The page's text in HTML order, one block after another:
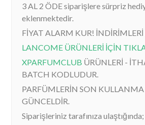
3 AL 2 ÖDE siparişlere sürpriz
eklenmektedir.
FİYAT ALARM KUR!
LANCOME ÜRÜNLERİ İÇİN
XPARFUMCLUB ÜRÜNLERİ -
BATCH KODLUDUR.
PARFÜMLERİN SON
GÜNCELDİR.
Siparişleriniz tarafınıza ulaştığında;